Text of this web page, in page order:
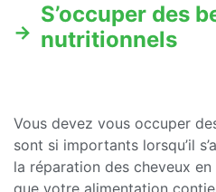
S’occuper des
nutritionnels
Vous devez vous occuper
sont si importants lorsqu’il
la réparation des cheveux